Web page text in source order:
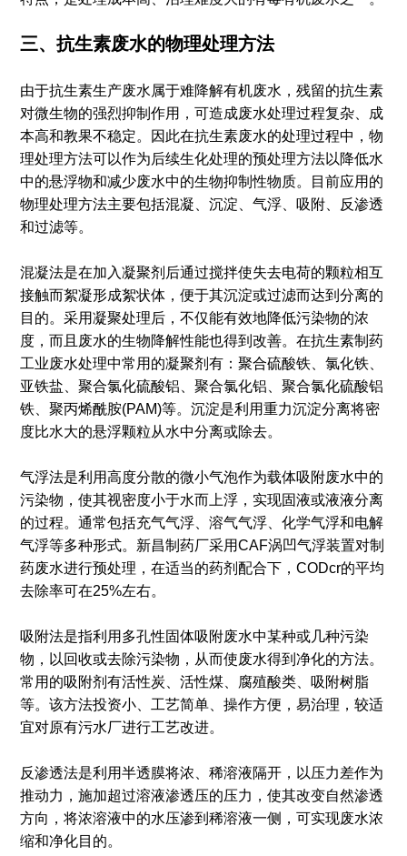
三、抗生素废水的物理处理方法
由于抗生素生产废水属于难降解有机废水，残留的抗生素
对微生物的强烈抑制作用，可造成废水处理过程复杂、成
本高和教果不稳定。因此在抗生素废水的处理过程中，物
理处理方法可以作为后续生化处理的预处理方法以降低水
中的悬浮物和减少废水中的生物抑制性物质。目前应用的
物理处理方法主要包括混凝、沉淀、气浮、吸附、反渗透
和过滤等。
混凝法是在加入凝聚剂后通过搅拌使失去电荷的颗粒相互
接触而絮凝形成絮状体，便于其沉淀或过滤而达到分离的
目的。采用凝聚处理后，不仅能有效地降低污染物的浓
度，而且废水的生物降解性能也得到改善。在抗生素制药
工业废水处理中常用的凝聚剂有：聚合硫酸铁、氯化铁、
亚铁盐、聚合氯化硫酸铝、聚合氯化铝、聚合氯化硫酸铝
铁、聚丙烯酰胺(PAM)等。沉淀是利用重力沉淀分离将密
度比水大的悬浮颗粒从水中分离或除去。
气浮法是利用高度分散的微小气泡作为载体吸附废水中的
污染物，使其视密度小于水而上浮，实现固液或液液分离
的过程。通常包括充气气浮、溶气气浮、化学气浮和电解
气浮等多种形式。新昌制药厂采用CAF涡凹气浮装置对制
药废水进行预处理，在适当的药剂配合下，CODcr的平均
去除率可在25%左右。
吸附法是指利用多孔性固体吸附废水中某种或几种污染
物，以回收或去除污染物，从而使废水得到净化的方法。
常用的吸附剂有活性炭、活性煤、腐殖酸类、吸附树脂
等。该方法投资小、工艺简单、操作方便，易治理，较适
宜对原有污水厂进行工艺改进。
反渗透法是利用半透膜将浓、稀溶液隔开，以压力差作为
推动力，施加超过溶液渗透压的压力，使其改变自然渗透
方向，将浓溶液中的水压渗到稀溶液一侧，可实现废水浓
缩和净化目的。